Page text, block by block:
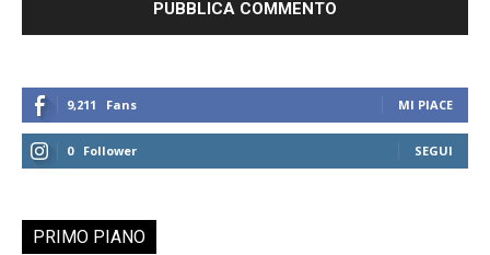
9,211 Fans MI PIACE
0 Follower SEGUI
PRIMO PIANO